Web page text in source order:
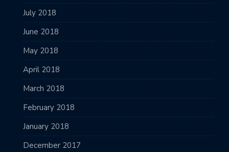
July 2018
June 2018
May 2018
April 2018
March 2018
February 2018
January 2018
December 2017